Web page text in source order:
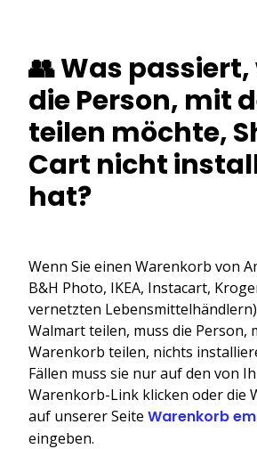
👥 Was
die Person, mit
teilen möchte,
Cart nicht
hat?
Wenn Sie einen Warenkorb von
B&H Photo, IKEA, Instacart,
vernetzten
Walmart teilen, muss die Person,
Warenkorb teilen, nichts
Fällen muss sie nur auf den von
Warenkorb-Link klicken oder die
auf unserer Seite Warenkorb
eingeben.